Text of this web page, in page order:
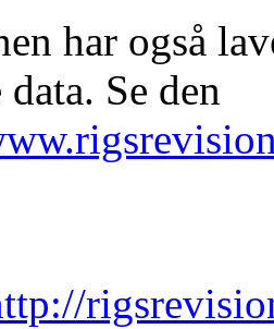
har også
data. Se den